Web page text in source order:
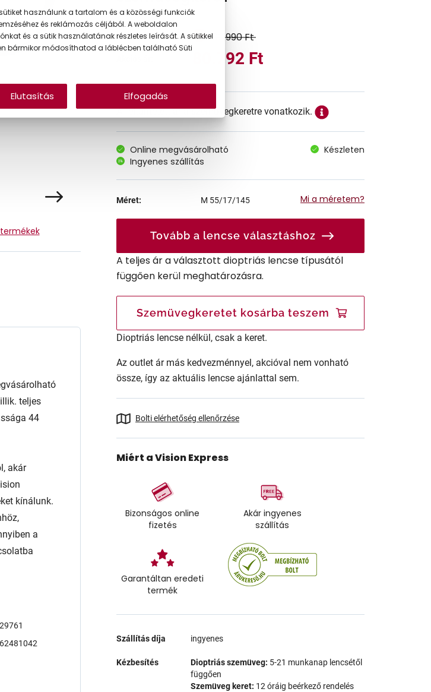
teljes
44
akár
kínálunk.
a
Korábbi ár: 100.990 Ft
80.792 Ft
A feltűntetett ár a szemüvegkeretre vonatkozik.
Online megvásárolható
Készleten
Ingyenes szállítás
Méret: M 55/17/145 Mi a méretem?
Tovább a lencse választáshoz
A teljes ár a választott dioptriás lencse típusától
függően kerül meghatározásra.
Szemüvegkeretet kosárba teszem
Dioptriás lencse nélkül, csak a keret.
Az outlet ár más kedvezménnyel, akcióval nem vonható
össze, így az aktuális lencse ajánlattal sem.
Bolti elérhetőség ellenőrzése
Miért a Vision Express
Bizonságos online
fizetés
Akár ingyenes
szállítás
Garantáltan eredeti
termék
Szállítás díja ingyenes
Kézbesítés Dioptriás szemüveg: 5-21 munkanap lencsétől
függően
Szemüveg keret: 12 óráig beérkező rendelés
használunk a tartalom és a közösségi funkciók
és reklámozás céljából. A weboldalon
és a sütik használatának részletes leírását. A sütikkel
bármikor módosíthatod a láblécben található Süti
Elutasítás Elfogadás